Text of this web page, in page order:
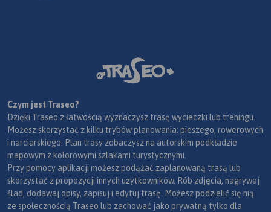
Czym jest Traseo?
Dzięki Traseo z łatwością wyznaczysz trasę wycieczki lub treningu.
Możesz skorzystać z kilku trybów planowania: pieszego, rowerowych
i narciarskiego. Plan trasy zobaczysz na autorskim podkładzie
mapowym z kolorowymi szlakami turystycznymi.
Przy pomocy aplikacji możesz podążać zaplanowaną trasą lub
skorzystać z propozycji innych użytkowników. Rób zdjęcia, nagrywaj
ślad, dodawaj opisy, zapisuj i edytuj trasę. Możesz podzielić się nią
ze społecznością Traseo lub zachować jako prywatną tylko dla